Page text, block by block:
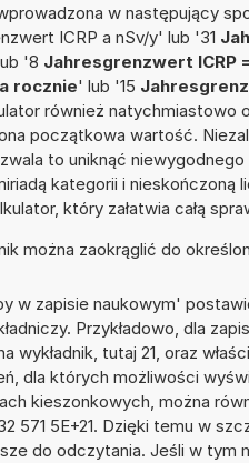
w następujący
ICRP a nSv/y' lub '31
'8 Jahresgrenzwert ICRP
rocznie' lub '15
również natychmiastowo
początkowa wartość.
to uniknąć
kategorii i nieskończoną
który załatwia całą
można zaokrąglić do
w zapisie naukowym'
Przykładowo, dla
wykładnik, tutaj 21, oraz
dla których możliwości
kieszonkowych, można
571 5E+21. Dzięki temu w
do odczytania. Jeśli w tym